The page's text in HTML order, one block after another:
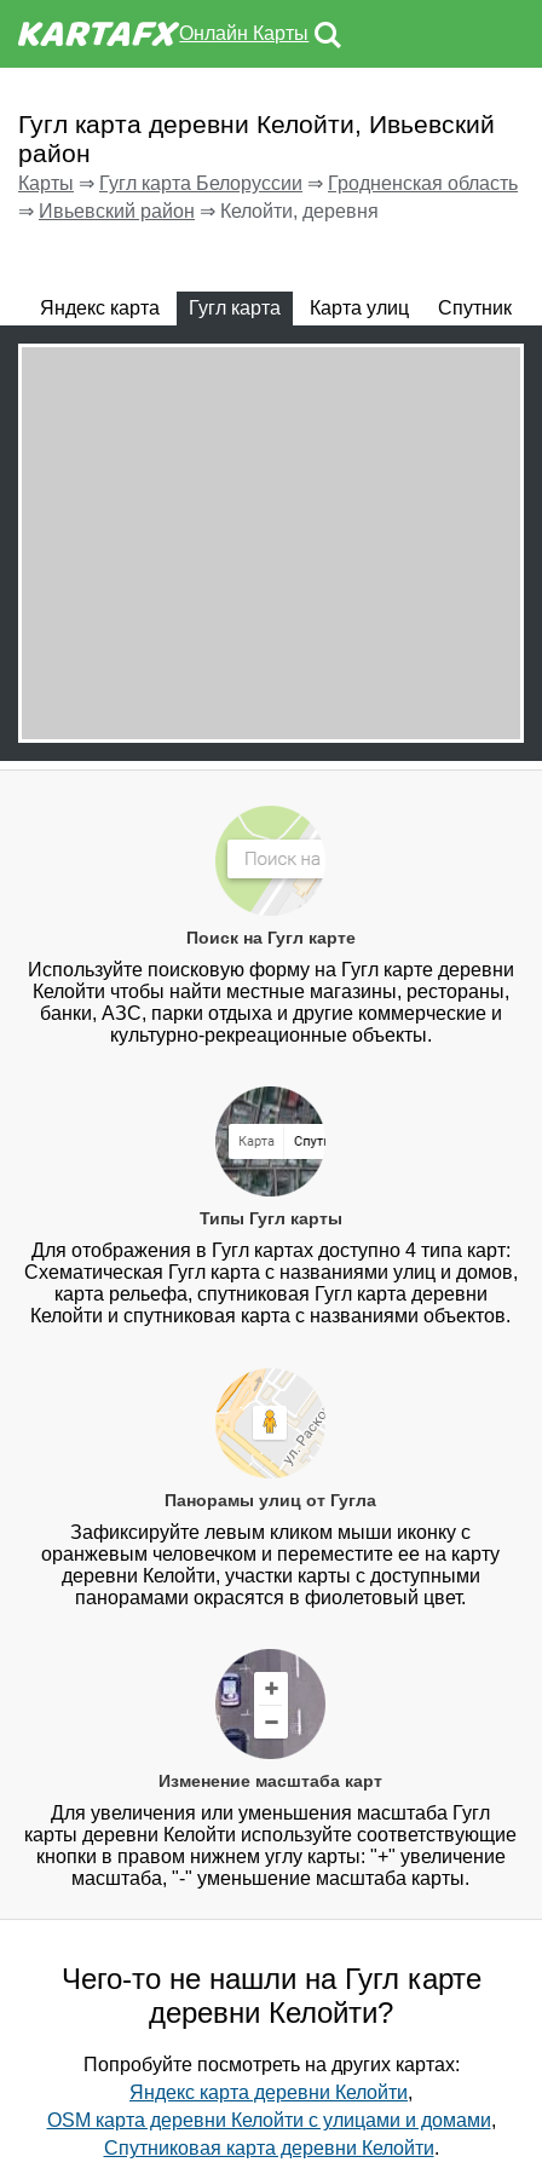
Онлайн Карты
Гугл карта деревни Келойти, Ивьевский
район
Карты ⇒ Гугл карта Белоруссии ⇒ Гродненская область
⇒ Ивьевский район ⇒ Келойти, деревня
Яндекс карта Гугл карта Карта улиц Спутник
Поиск на Гугл карте
Используйте поисковую форму на Гугл карте деревни
Келойти чтобы найти местные магазины, рестораны,
банки, АЗС, парки отдыха и другие коммерческие и
культурно-рекреационные объекты.
Типы Гугл карты
Для отображения в Гугл картах доступно 4 типа карт:
Схематическая Гугл карта с названиями улиц и домов,
карта рельефа, спутниковая Гугл карта деревни
Келойти и спутниковая карта с названиями объектов.
Панорамы улиц от Гугла
Зафиксируйте левым кликом мыши иконку с
оранжевым человечком и переместите ее на карту
деревни Келойти, участки карты с доступными
панорамами окрасятся в фиолетовый цвет.
Изменение масштаба карт
Для увеличения или уменьшения масштаба Гугл
карты деревни Келойти используйте соответствующие
кнопки в правом нижнем углу карты: "+" увеличение
масштаба, "-" уменьшение масштаба карты.
Чего-то не нашли на Гугл карте
деревни Келойти?
Попробуйте посмотреть на других картах:
Яндекс карта деревни Келойти,
OSM карта деревни Келойти с улицами и домами,
Спутниковая карта деревни Келойти.